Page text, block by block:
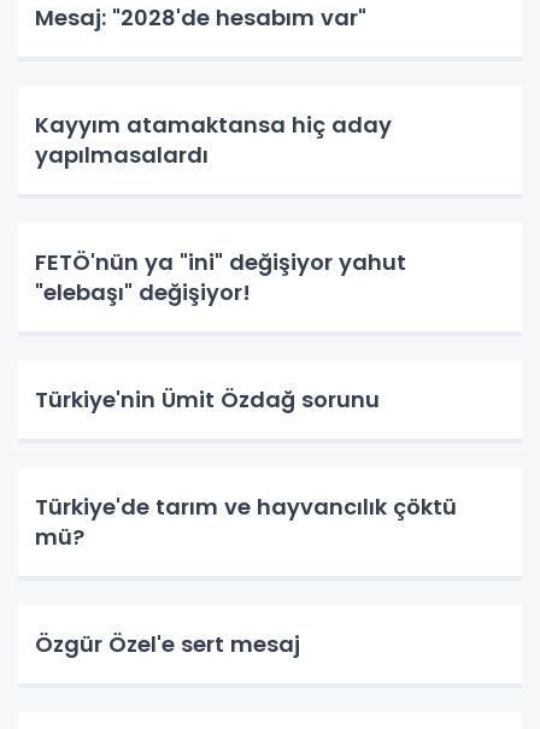
Mesaj: "2028'de hesabım var"
Kayyım atamaktansa hiç aday
yapılmasalardı
FETÖ'nün ya "ini" değişiyor yahut
"elebaşı" değişiyor!
Türkiye'nin Ümit Özdağ sorunu
Türkiye'de tarım ve hayvancılık çöktü
mü?
Özgür Özel'e sert mesaj